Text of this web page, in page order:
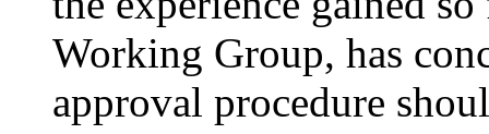
Working Group, has
approval procedure